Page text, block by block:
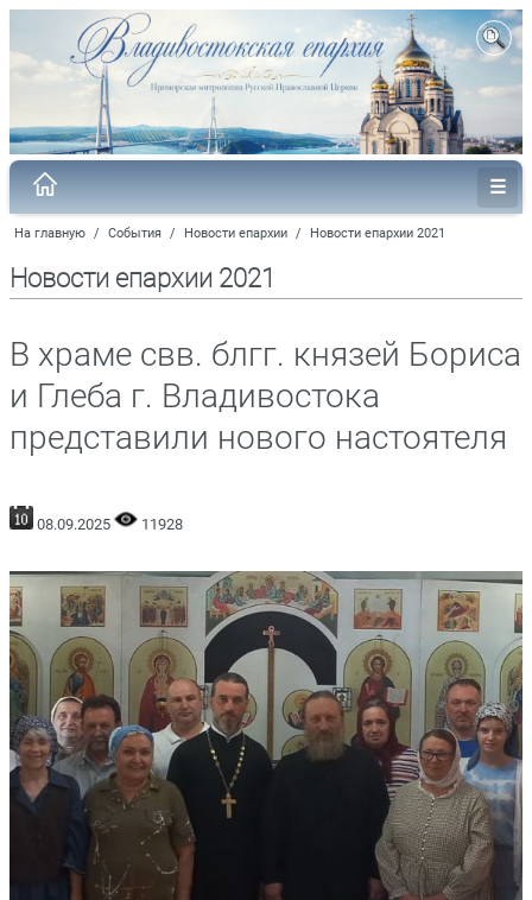
На главную / События / Новости епархии / Новости епархии 2021
Новости епархии 2021
В храме свв. блгг. князей Бориса
и Глеба г. Владивостока
представили нового настоятеля
08.09.2025 11928